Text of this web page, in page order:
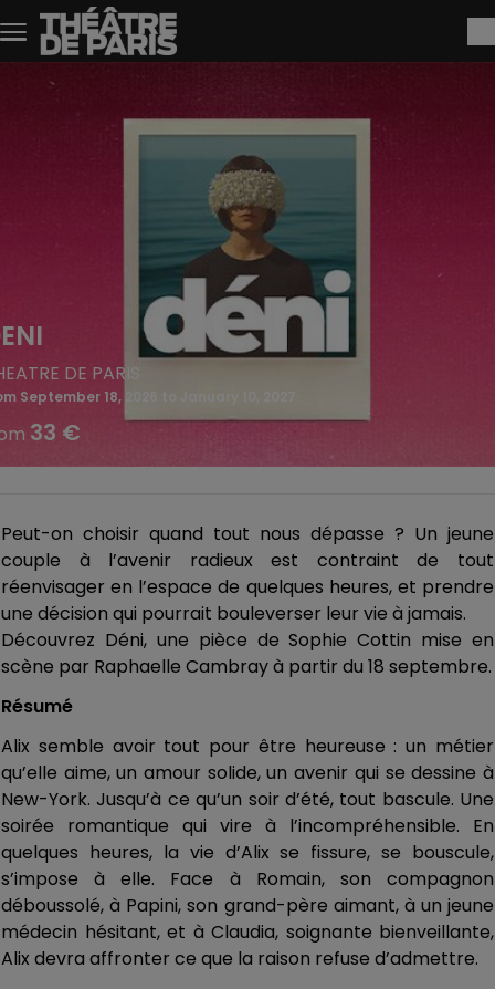
Skip to main content
DE PARIS
September 18, 2026 to January 10, 2027
33 €
Peut-on choisir quand tout nous dépasse ? Un jeune
couple à l’avenir radieux est contraint de tout
réenvisager en l’espace de quelques heures, et prendre
une décision qui pourrait bouleverser leur vie à jamais.
Découvrez Déni, une pièce de Sophie Cottin mise en
scène par Raphaelle Cambray à partir du 18 septembre.
Résumé
Alix semble avoir tout pour être heureuse : un métier
qu’elle aime, un amour solide, un avenir qui se dessine à
New-York. Jusqu’à ce qu’un soir d’été, tout bascule. Une
soirée romantique qui vire à l’incompréhensible. En
quelques heures, la vie d’Alix se fissure, se bouscule,
s’impose à elle. Face à Romain, son compagnon
déboussolé, à Papini, son grand-père aimant, à un jeune
médecin hésitant, et à Claudia, soignante bienveillante,
Alix devra affronter ce que la raison refuse d’admettre.